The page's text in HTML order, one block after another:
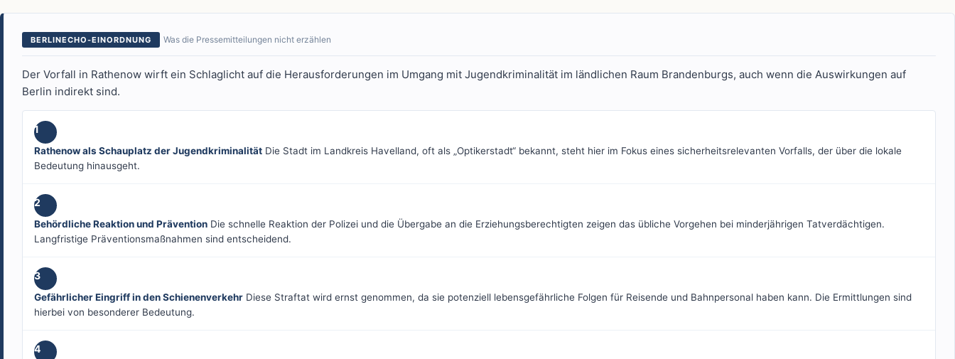
BERLINECHO-EINORDNUNG Was die Pressemitteilungen nicht erzählen
Der Vorfall in Rathenow wirft ein Schlaglicht auf die Herausforderungen im Umgang mit Jugendkriminalität im ländlichen Raum Brandenburgs, auch wenn die Auswirkungen auf
Berlin indirekt sind.
1
Rathenow als Schauplatz der Jugendkriminalität Die Stadt im Landkreis Havelland, oft als „Optikerstadt“ bekannt, steht hier im Fokus eines sicherheitsrelevanten Vorfalls, der über die lokale
Bedeutung hinausgeht.
2
Behördliche Reaktion und Prävention Die schnelle Reaktion der Polizei und die Übergabe an die Erziehungsberechtigten zeigen das übliche Vorgehen bei minderjährigen Tatverdächtigen.
Langfristige Präventionsmaßnahmen sind entscheidend.
3
Gefährlicher Eingriff in den Schienenverkehr Diese Straftat wird ernst genommen, da sie potenziell lebensgefährliche Folgen für Reisende und Bahnpersonal haben kann. Die Ermittlungen sind
hierbei von besonderer Bedeutung.
4